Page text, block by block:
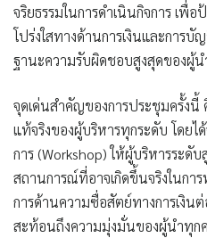
จริยธรรมในการดำเนินกิจการ เพื่
โปร่งใสทางด้านการเงินและการ
ฐานะความรับผิดชอบสูงสุดของผู้น
จุดเด่นสำคัญของการประชุมครั้งนี้
แท้จริงของผู้บริหารทุกระดับ โดยไ
การ (Workshop) ให้ผู้บริหารระดั
สถานการณ์ที่อาจเกิดขึ้นจริงในกา
การด้านความซื่อสัตย์ทางการเงิน
สะท้อนถึงความมุ่งมั่นของผู้นำทุก